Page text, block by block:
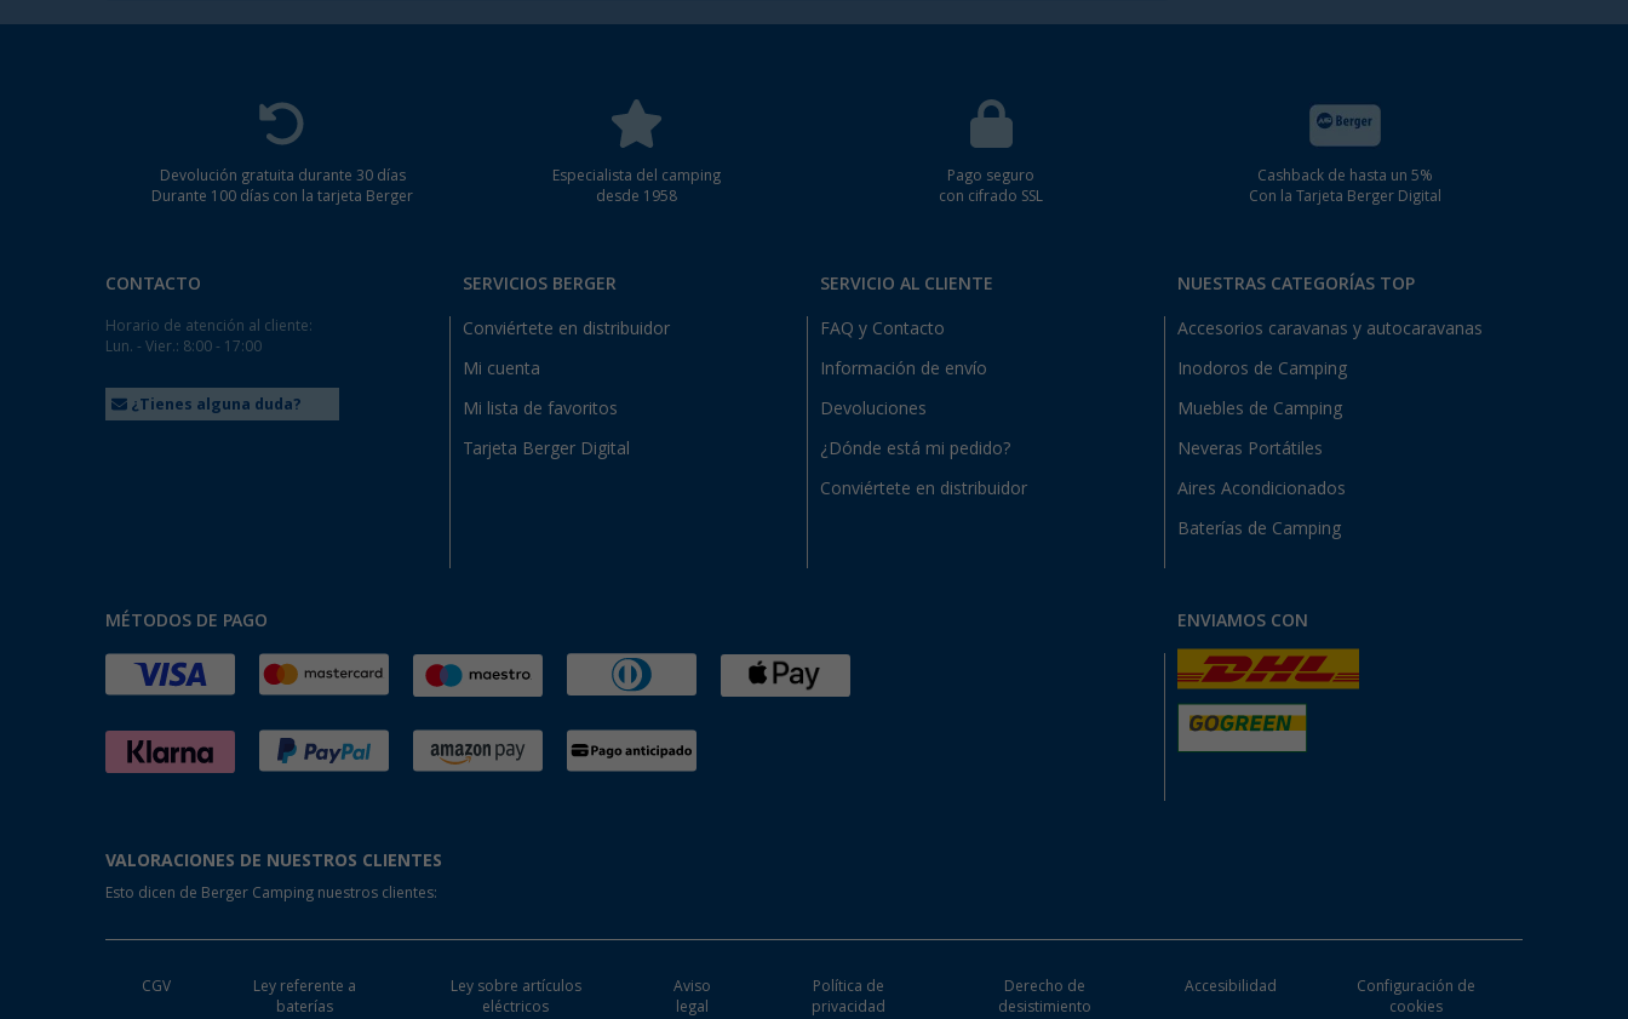
Devolución gratuita durante 30 días
Durante 100 días con la tarjeta Berger
Especialista del camping
desde 1958
Pago seguro
con cifrado SSL
Cashback de hasta un 5%
Con la Tarjeta Berger Digital
CONTACTO
Horario de atención al cliente:
Lun. - Vier.: 8:00 - 17:00
¿Tienes alguna duda?
SERVICIOS BERGER
Conviértete en distribuidor
Mi cuenta
Mi lista de favoritos
Tarjeta Berger Digital
SERVICIO AL CLIENTE
FAQ y Contacto
Información de envío
Devoluciones
¿Dónde está mi pedido?
Conviértete en distribuidor
NUESTRAS CATEGORÍAS TOP
Accesorios caravanas y autocaravanas
Inodoros de Camping
Muebles de Camping
Neveras Portátiles
Aires Acondicionados
Baterías de Camping
MÉTODOS DE PAGO ENVIAMOS CON
VALORACIONES DE NUESTROS CLIENTES
Esto dicen de Berger Camping nuestros clientes:
CGV
Ley referente a
baterías
Ley sobre artículos
eléctricos
Aviso
legal
Política de
privacidad
Derecho de
desistimiento
Accesibilidad
Configuración de
cookies